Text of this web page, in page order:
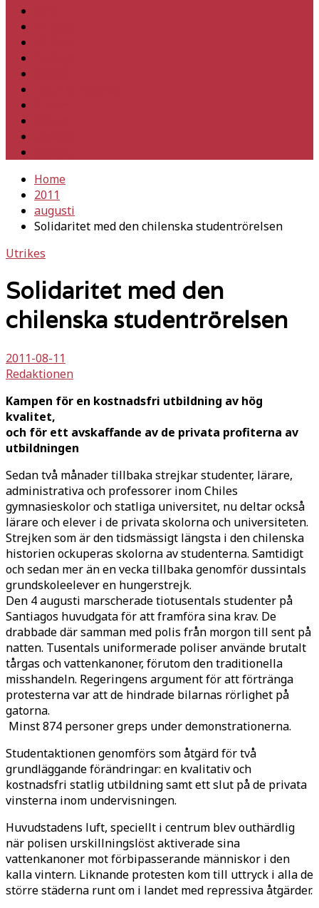
Home
2011
augusti
Solidaritet med den chilenska studentrörelsen
Utrikes
Solidaritet med den
chilenska studentrörelsen
2011-08-11
Redaktionen
Kampen för en kostnadsfri utbildning av hög
kvalitet,
och för ett avskaffande av de privata profiterna av
utbildningen
Sedan två månader tillbaka strejkar studenter, lärare,
administrativa och professorer inom Chiles
gymnasieskolor och statliga universitet, nu deltar också
lärare och elever i de privata skolorna och universiteten.
Strejken som är den tidsmässigt längsta i den chilenska
historien ockuperas skolorna av studenterna. Samtidigt
och sedan mer än en vecka tillbaka genomför dussintals
grundskoleelever en hungerstrejk.
Den 4 augusti marscherade tiotusentals studenter på
Santiagos huvudgata för att framföra sina krav. De
drabbade där samman med polis från morgon till sent på
natten. Tusentals uniformerade poliser använde brutalt
tårgas och vattenkanoner, förutom den traditionella
misshandeln. Regeringens argument för att förtränga
protesterna var att de hindrade bilarnas rörlighet på
gatorna.
Minst 874 personer greps under demonstrationerna.
Studentaktionen genomförs som åtgärd för två
grundläggande förändringar: en kvalitativ och
kostnadsfri statlig utbildning samt ett slut på de privata
vinsterna inom undervisningen.
Huvudstadens luft, speciellt i centrum blev outhärdlig
när polisen urskillningslöst aktiverade sina
vattenkanoner mot förbipasserande människor i den
kalla vintern. Liknande protesten kom till uttryck i alla de
större städerna runt om i landet med repressiva åtgärder.